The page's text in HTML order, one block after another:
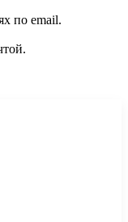
по email.